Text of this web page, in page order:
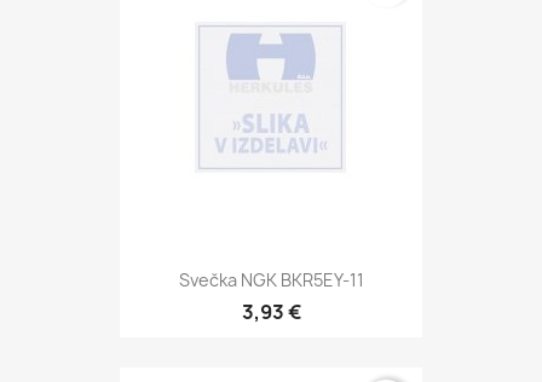
Svečka NGK BKR5EY-11
3,93 €